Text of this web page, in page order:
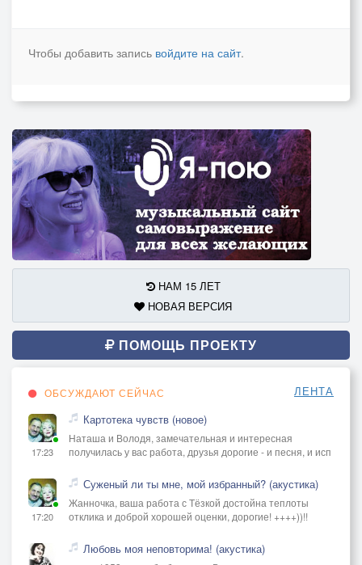
Чтобы добавить запись войдите на сайт.
НАМ 15 ЛЕТ
НОВАЯ ВЕРСИЯ
ПОМОЩЬ ПРОЕКТУ
ОБСУЖДАЮТ СЕЙЧАС ЛЕНТА
17:23
Картотека чувств (новое)
Наташа и Володя, замечательная и интересная
получилась у вас работа, друзья дорогие - и песня, и исп
17:20
Суженый ли ты мне, мой избранный? (акустика)
Жанночка, ваша работа с Тёзкой достойна теплоты
отклика и доброй хорошей оценки, дорогие! ++++))!!
Любовь моя неповторима! (акустика)